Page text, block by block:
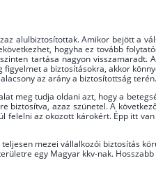
alulbiztosítottak. Amikor bejött a
hogyha ez tovább
tartása nagyon
a biztosításokra, akkor
az arány a biztosítottság terén.
meg tudja oldani azt, hogy a
azaz szünetel. A
az okozott károkért. Épp itt
mezei vállalkozói biztosítás
egy Magyar kkv-nak.